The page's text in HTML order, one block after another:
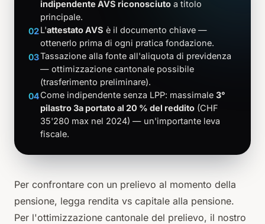
indipendente AVS riconosciuto a titolo
principale.
02L'attestato AVS è il documento chiave —
ottenerlo prima di ogni pratica fondazione.
03Tassazione alla fonte all'aliquota di previdenza
— ottimizzazione cantonale possibile
(trasferimento preliminare).
04Come indipendente senza LPP: massimale 3°
pilastro 3a portato al 20 % del reddito (CHF
35'280 max nel 2024) — un'importante leva
fiscale.
Per confrontare con un prelievo al momento della
pensione, legga rendita vs capitale alla pensione.
Per l'ottimizzazione cantonale del prelievo, il nostro